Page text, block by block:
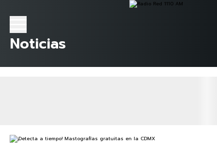
Noticias